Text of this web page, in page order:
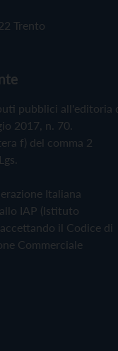
Trento
pubblici all'editoria
2017, n. 70.
f) del comma 2
Italiana
IAP (Istituto
il Codice di
Commerciale